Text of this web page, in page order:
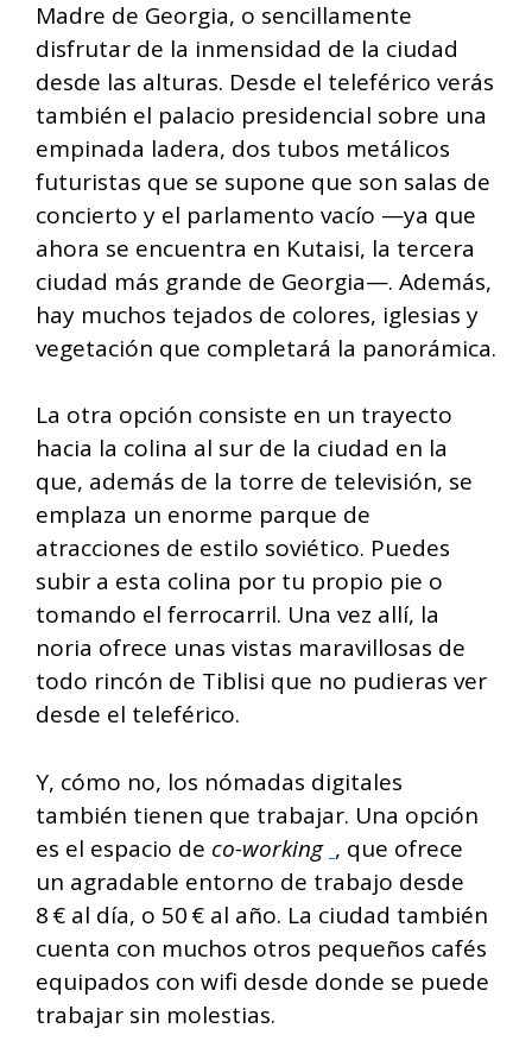
Madre de Georgia, o sencillamente
disfrutar de la inmensidad de la ciudad
desde las alturas. Desde el teleférico verás
también el palacio presidencial sobre una
empinada ladera, dos tubos metálicos
futuristas que se supone que son salas de
concierto y el parlamento vacío —ya que
ahora se encuentra en Kutaisi, la tercera
ciudad más grande de Georgia—. Además,
hay muchos tejados de colores, iglesias y
vegetación que completará la panorámica.
La otra opción consiste en un trayecto
hacia la colina al sur de la ciudad en la
que, además de la torre de televisión, se
emplaza un enorme parque de
atracciones de estilo soviético. Puedes
subir a esta colina por tu propio pie o
tomando el ferrocarril. Una vez allí, la
noria ofrece unas vistas maravillosas de
todo rincón de Tiblisi que no pudieras ver
desde el teleférico.
Y, cómo no, los nómadas digitales
también tienen que trabajar. Una opción
es el espacio de co-working , que ofrece
un agradable entorno de trabajo desde
8 € al día, o 50 € al año. La ciudad también
cuenta con muchos otros pequeños cafés
equipados con wifi desde donde se puede
trabajar sin molestias.